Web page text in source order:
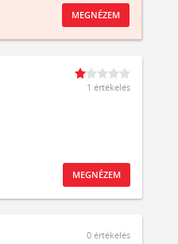
MEGNÉZEM
1 értékelés
MEGNÉZEM
0 értékelés